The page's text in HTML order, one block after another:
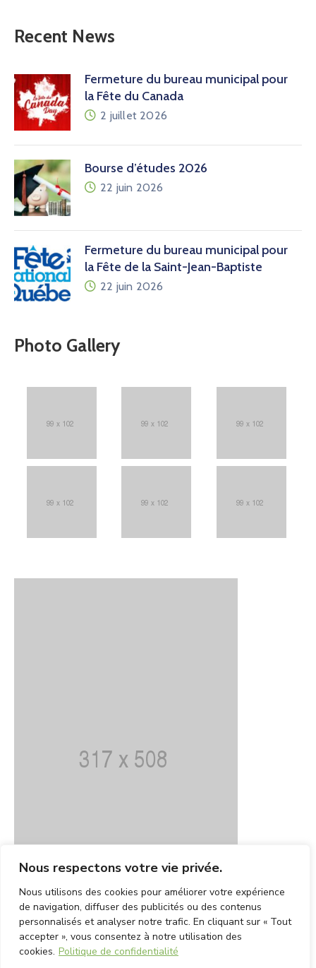
Nous respectons votre vie privée.
Nous utilisons des cookies pour améliorer votre expérience
de navigation, diffuser des publicités ou des contenus
personnalisés et analyser notre trafic. En cliquant sur « Tout
accepter », vous consentez à notre utilisation des
cookies. Politique de confidentialité
Recent News
Fermeture du bureau municipal pour
la Fête du Canada
2 juillet 2026
Bourse d’études 2026
22 juin 2026
Fermeture du bureau municipal pour
la Fête de la Saint-Jean-Baptiste
22 juin 2026
Photo Gallery